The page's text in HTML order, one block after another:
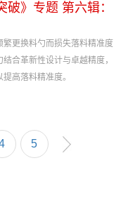
破》专题 第六辑：
更换料勺而损失落料精准度
合革新性设计与卓越精度，
高落料精准度。
5